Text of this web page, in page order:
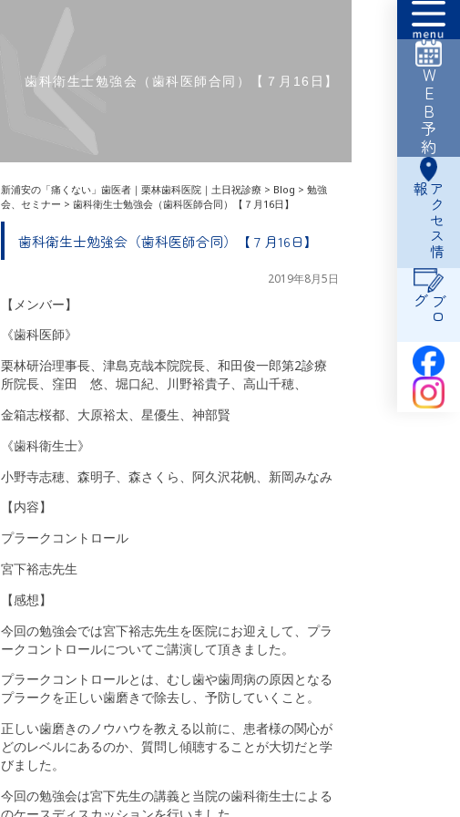
WEB予約
ア
ク
セ
ス
情
報
ブ
ロ
グ
歯科衛生士勉強会（歯科医師合同）【７月16日】
新浦安の「痛くない」歯医者｜栗林歯科医院｜土日祝診療 > Blog > 勉強
会、セミナー > 歯科衛生士勉強会（歯科医師合同）【７月16日】
歯科衛生士勉強会（歯科医師合同）【７月16日】
2019年8月5日
【メンバー】
《歯科医師》
栗林研治理事長、津島克哉本院院長、和田俊一郎第2診療
所院長、窪田 悠、堀口紀、川野裕貴子、高山千穂、
金箱志桜都、大原裕太、星優生、神部賢
《歯科衛生士》
小野寺志穂、森明子、森さくら、阿久沢花帆、新岡みなみ
【内容】
プラークコントロール
宮下裕志先生
【感想】
今回の勉強会では宮下裕志先生を医院にお迎えして、プラ
ークコントロールについてご講演して頂きました。
プラークコントロールとは、むし歯や歯周病の原因となる
プラークを正しい歯磨きで除去し、予防していくこと。
正しい歯磨きのノウハウを教える以前に、患者様の関心が
どのレベルにあるのか、質問し傾聴することが大切だと学
びました。
今回の勉強会は宮下先生の講義と当院の歯科衛生士による